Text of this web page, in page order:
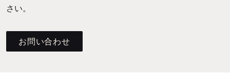
さい。
お問い合わせ